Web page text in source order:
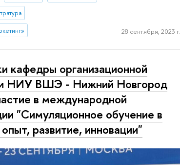
28 сентября, 2023 г.
кафедры организационной
НИУ ВШЭ - Нижний Новгород
в международной
"Симуляционное обучение в
развитие, инновации"